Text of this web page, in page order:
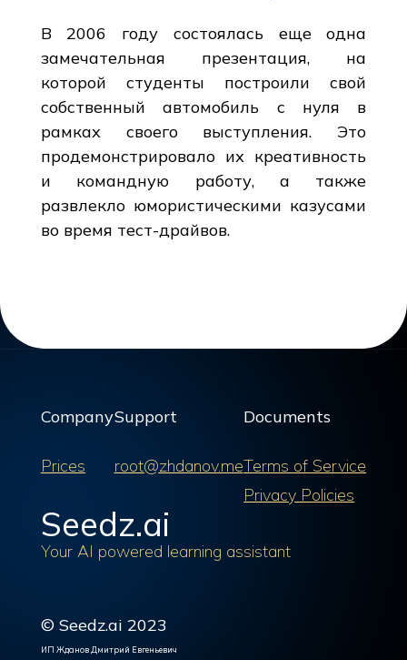
В 2006 году состоялась еще одна
замечательная презентация, на
которой студенты построили свой
собственный автомобиль с нуля в
рамках своего выступления. Это
продемонстрировало их креативность
и командную работу, а также
развлекло юмористическими казусами
во время тест-драйвов.
Company
Prices
Support
root@zhdanov.me
Documents
Terms of Service
Privacy Policies
Seedz.ai
Your AI powered learning assistant
© Seedz.ai 2023
ИП Жданов Дмитрий Евгеньевич